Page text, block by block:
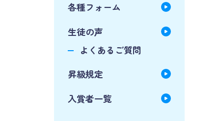
各種フォーム
生徒の声
よくあるご質問
昇級規定
入賞者一覧